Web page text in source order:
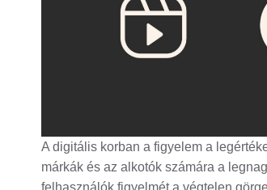
A digitális korban a figyelem a
márkák és az alkotók számára a
felhasználók figyelmét a végtelen